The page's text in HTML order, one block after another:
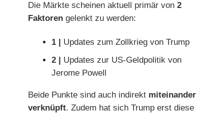
Die Märkte scheinen aktuell primär von 2
Faktoren gelenkt zu werden:
1 | Updates zum Zollkrieg von Trump
2 | Updates zur US-Geldpolitik von
Jerome Powell
Beide Punkte sind auch indirekt miteinander
verknüpft. Zudem hat sich Trump erst diese